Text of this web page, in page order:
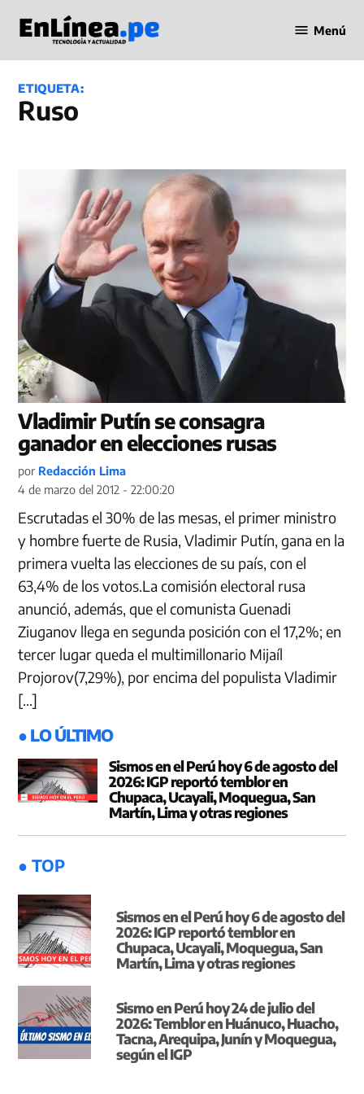
contenido
en Línea
Menú
ETIQUETA:
Ruso
Vladimir Putín se consagra
ganador en elecciones rusas
por Redacción Lima
4 de marzo del 2012 - 22:00:20
Escrutadas el 30% de las mesas, el primer ministro
y hombre fuerte de Rusia, Vladimir Putín, gana en la
primera vuelta las elecciones de su país, con el
63,4% de los votos.La comisión electoral rusa
anunció, además, que el comunista Guenadi
Ziuganov llega en segunda posición con el 17,2%; en
tercer lugar queda el multimillonario Mijaíl
Projorov(7,29%), por encima del populista Vladimir
[…]
● LO ÚLTIMO
Sismos en el Perú hoy 6 de agosto del
2026: IGP reportó temblor en
Chupaca, Ucayali, Moquegua, San
Martín, Lima y otras regiones
● TOP
Sismos en el Perú hoy 6 de agosto del
2026: IGP reportó temblor en
Chupaca, Ucayali, Moquegua, San
Martín, Lima y otras regiones
Sismo en Perú hoy 24 de julio del
2026: Temblor en Huánuco, Huacho,
Tacna, Arequipa, Junín y Moquegua,
según el IGP